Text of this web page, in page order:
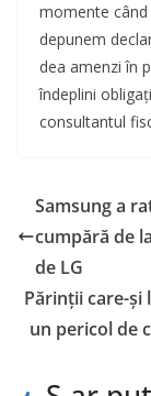
momente când
depunem
dea amenzi în
îndeplini
consultantul
Samsung a
cumpără de
de LG
Părinții care-și
un pericol de